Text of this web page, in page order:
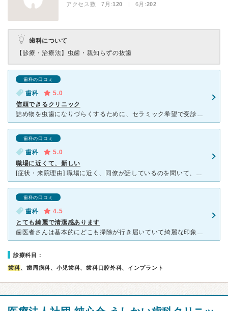
アクセス数 7月:120 | 6月:202
歯科について
【診療・治療法】 虫歯・親知らずの抜歯
歯科の口コミ
歯科
5.0
信頼できるクリニック
詰め物を虫歯になりづらくするために、セラミック希望で受診しました。 別の歯科クリニックで不信感を感じたので、こちらにかかりました。 歯は、保険外治療だととても高いですが、ふかい先生は、今必要な治療
歯科の口コミ
歯科
5.0
職場に近くて、新しい
[症状・来院理由] 職場に近く、同僚が話しているのを聞いて、以前から知っていました。 一番興味があったのは、ホワイトニングだったのですが ちょっと痛みがあった歯を放置していたら、ひどいこ
歯科の口コミ
歯科
4.5
とても綺麗で清潔感あります
歯医者さんは基本的にどこも掃除が行き届いていて綺麗な印象ですが、ふかい歯科クリニックさんは、その中でも、より綺麗な気がします。 また、子連れには嬉しいことにベビーカーでも入りやすい広さが確保されてい
診療科目：
歯科、歯周病科、小児歯科、歯科口腔外科、インプラント